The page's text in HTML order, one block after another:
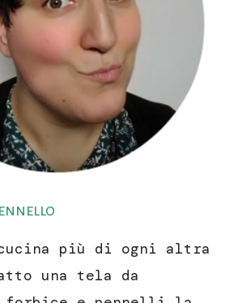
cucina più di ogni altra
una tela da